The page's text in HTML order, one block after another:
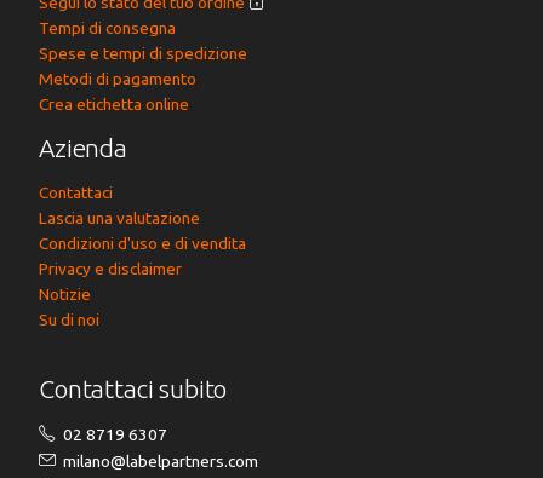
Tempi di consegna
Spese e tempi di spedizione
Metodi di pagamento
Crea etichetta online
Azienda
Contattaci
Lascia una valutazione
Condizioni d'uso e di vendita
Privacy e disclaimer
Notizie
Su di noi
Contattaci subito
02 8719 6307
milano@labelpartners.com